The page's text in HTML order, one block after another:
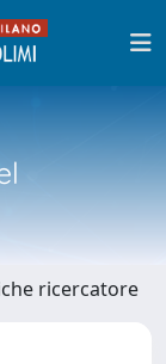
ricercatore